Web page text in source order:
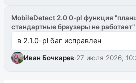
MobileDetect 2.0.0-pl функция
стандартные браузеры не работает"
в 2.1.0-pl баг исправлен
Иван Бочкарев·27 июля 2026,